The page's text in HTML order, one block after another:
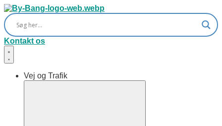
Skip
to
content
Kontakt os
Vej og Trafik